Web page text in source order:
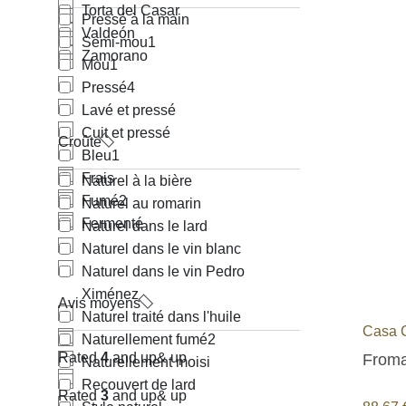
Torta del Casar
Valdeón
Zamorano
Pressé à la main
Semi-mou1
Mou1
Pressé4
Lavé et pressé
Cuit et pressé
Bleu1
Frais
Fumé2
Fermenté
Croûte
Naturel à la bière
Naturel au romarin
Naturel dans le lard
Naturel dans le vin blanc
Naturel dans le vin Pedro
Ximénez
Naturel traité dans l'huile
Naturellement fumé2
Naturellement moisi
Recouvert de lard
Avis moyens
Rated4and up& up
Rated 3 and up& up
Casa